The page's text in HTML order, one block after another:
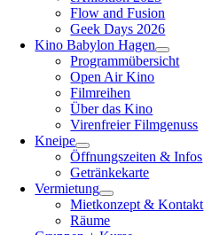
Flow and Fusion
Geek Days 2026
Kino Babylon Hagen
Programmübersicht
Open Air Kino
Filmreihen
Über das Kino
Virenfreier Filmgenuss
Kneipe
Öffnungszeiten & Infos
Getränkekarte
Vermietung
Mietkonzept & Kontakt
Räume